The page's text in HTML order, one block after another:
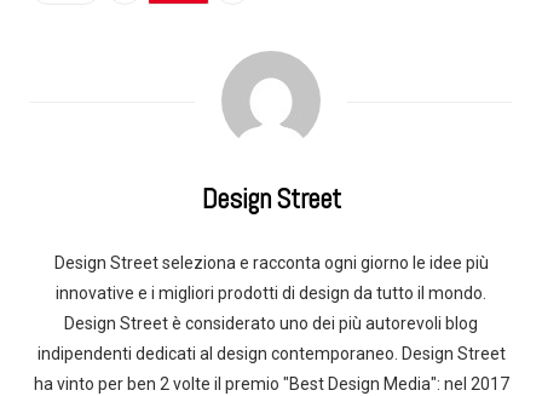
Design Street
Design Street seleziona e racconta ogni giorno le idee più
innovative e i migliori prodotti di design da tutto il mondo.
Design Street è considerato uno dei più autorevoli blog
indipendenti dedicati al design contemporaneo. Design Street
ha vinto per ben 2 volte il premio "Best Design Media": nel 2017